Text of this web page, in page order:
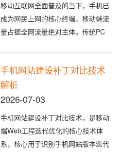
平化、...
移动互联网全面普及的当下，手机已
成为网民上网的核心终端，移动端流
量占据全网流量绝对主体。传统PC
建设能够打破传播壁垒、适配用户行
为、打通传播链路，充分释放网站的
信息传播、品牌推广、流量转化核心
核心载...
手机网站建设补丁对比技术
解析
2026-07-03
手机网站建设补丁对比技术，是移动
端Web工程迭代优化的核心技术体
系，核心用于识别手机网站版本迭代